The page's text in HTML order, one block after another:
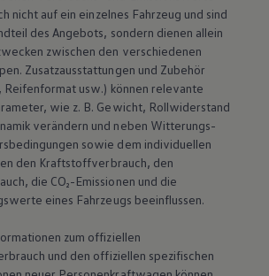
nicht auf ein einzelnes Fahrzeug und sind
des Angebots, sondern dienen allein
zwischen den verschiedenen
Zusatzausstattungen und Zubehör
Reifenformat usw.) können relevante
wie z. B. Gewicht, Rollwiderstand
verändern und neben Witterungs-
sowie dem individuellen
den Kraftstoffverbrauch, den
die CO₂-Emissionen und die
eines Fahrzeugs beeinflussen.
zum offiziellen
und den offiziellen spezifischen